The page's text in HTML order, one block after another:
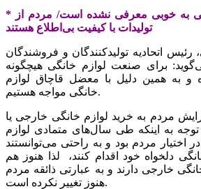
* لوازم خانگی تولید داخلی به خوبی معرفی نشده است/ مردم از
تولیدات با کیفیت بی‌اطلاع‌ هستند
رئیس اتحادیه تولید‌کنندگان و فروشندگان
برای صنعت لوازم خانگی هیچگونه
و به همین دلیل با معضل قاچاق لوازم
خانگی مواجه هستیم.
مردم به خرید لوازم خانگی خارجی یا
به اینکه‌ طی سال‌های متمادی لوازم
اختیار مردم بود و به راحتی می‌توانستند
دلخواه خود اقدام کنند، لذا هنوز هم
خارجی دارند و به عبارتی ذائقه مردم
هنوز تغییر نکرده است.